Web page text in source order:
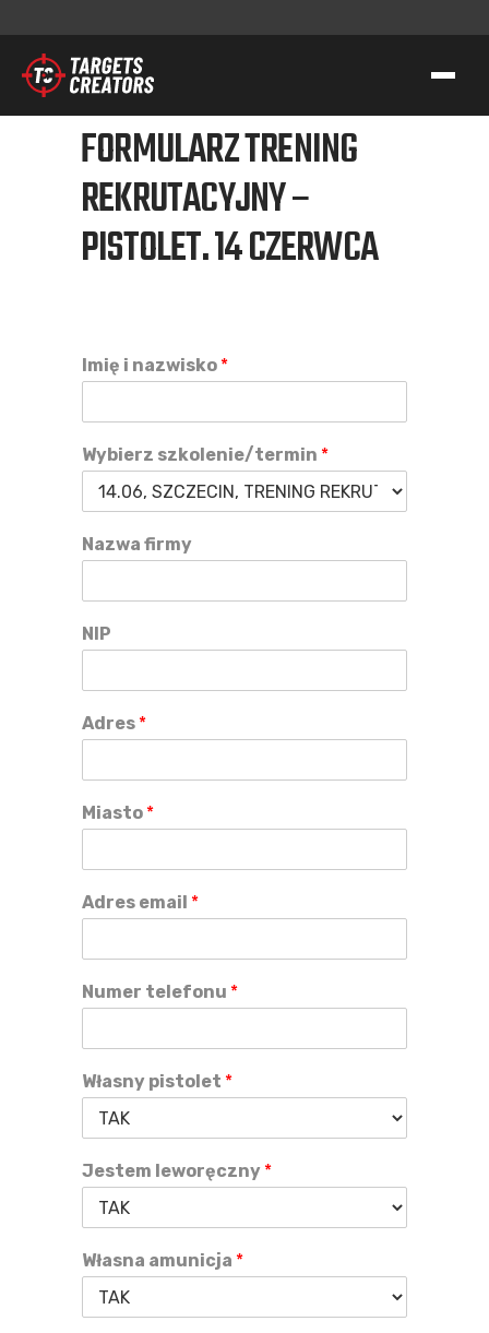
KONTAKT
TC GROUP
STRZELECTWO SPORTOWO-TAKTYCZNE
TC GEAR
KONTAKT
FORMULARZ TRENING
REKRUTACYJNY –
PISTOLET. 14 CZERWCA
Imię i nazwisko *
Wybierz szkolenie/termin *
Nazwa firmy
NIP
Adres *
Miasto *
Adres email *
Numer telefonu *
Własny pistolet *
Jestem leworęczny *
Własna amunicja *